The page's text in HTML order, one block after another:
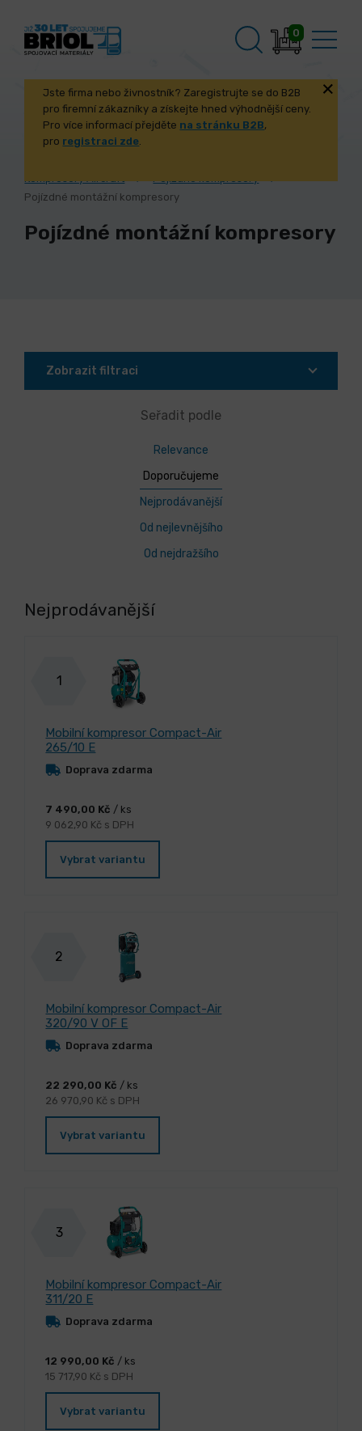
0
Jste firma nebo živnostník? Zaregistrujte se do B2B
pro firemní zákazníky a získejte hned výhodnější ceny.
Pro více informací přejděte na stránku B2B,
pro registraci zde.
Kompresory Aircraft
Pojízdné kompresory
Pojízdné montážní kompresory
Pojízdné montážní kompresory
Zobrazit filtraci
Seřadit podle
Relevance
Doporučujeme
Nejprodávanější
Od nejlevnějšího
Od nejdražšího
Nejprodávanější
1
Mobilní kompresor Compact-Air
265/10 E
Doprava zdarma
7 490,00 Kč / ks
9 062,90 Kč s DPH
Vybrat variantu
2
Mobilní kompresor Compact-Air
320/90 V OF E
Doprava zdarma
22 290,00 Kč / ks
26 970,90 Kč s DPH
Vybrat variantu
3
Mobilní kompresor Compact-Air
311/20 E
Doprava zdarma
12 990,00 Kč / ks
15 717,90 Kč s DPH
Vybrat variantu